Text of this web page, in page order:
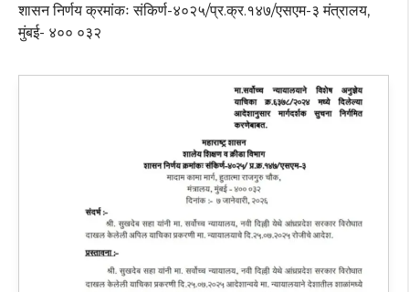
शासन निर्णय क्रमांकः संकिर्ण-४०२५/प्र.क्र.१४७/एसएम-३ मंत्रालय,
मुंबई- ४०० ०३२